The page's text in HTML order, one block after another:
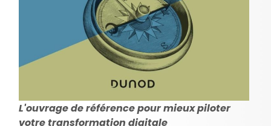
L'ouvrage de référence pour mieux piloter
votre transformation digitale